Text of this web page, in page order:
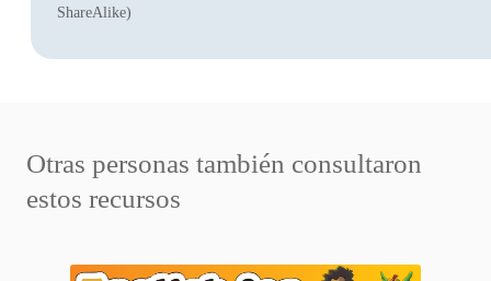
ShareAlike)
Otras personas también consultaron
estos recursos